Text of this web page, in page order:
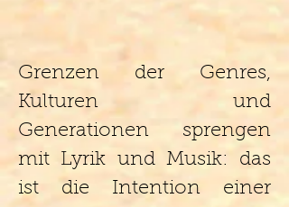
Grenzen der Genres,
Kulturen und
Generationen sprengen
mit Lyrik und Musik: das
ist die Intention einer